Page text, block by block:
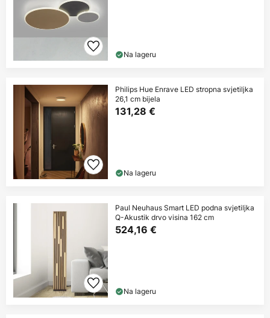
Na lageru
Philips Hue Enrave LED stropna svjetiljka
26,1 cm bijela
131,28 €
Na lageru
Paul Neuhaus Smart LED podna svjetiljka
Q-Akustik drvo visina 162 cm
524,16 €
Na lageru